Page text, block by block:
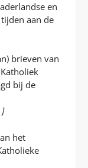
en
aan de
brieven van
bij de
]
het